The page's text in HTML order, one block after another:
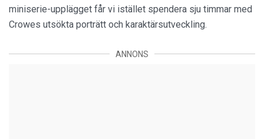
miniserie-upplägget får vi istället spendera sju timmar med
Crowes utsökta porträtt och karaktärsutveckling.
ANNONS